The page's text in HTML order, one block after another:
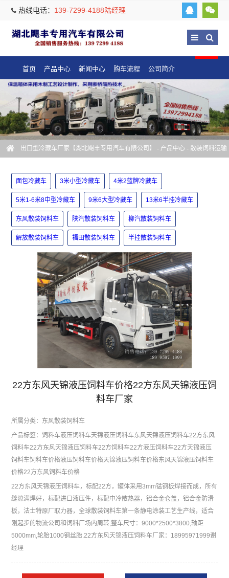
热线电话： 139-7299-4188陆经理
首页 产品中心 新闻中心 购车流程 公司简介
出口型冷藏车厂家【湖北飓丰专用汽车有限公司】 - 产品中心 - 散装饲料运输
面包冷藏车 3米小型冷藏车 4米2蓝牌冷藏车
5米1-6米8中型冷藏车 9米6大型冷藏车 13米6半挂冷藏车
东风散装饲料车 陕汽散装饲料车 柳汽散装饲料车
解放散装饲料车 福田散装饲料车 半挂散装饲料车
22方东风天锦液压饲料车价格22方东风天锦液压饲
料车厂家
所属分类： 东风散装饲料车
产品标签：饲料车液压饲料车天锦液压饲料车东风天锦液压饲料车22方东风
饲料车22方东风天锦液压饲料车22方饲料车22方液压饲料车22方天锦液压
饲料车饲料车价格液压饲料车价格天锦液压饲料车价格东风天锦液压饲料车
价格22方东风饲料车价格
22方东风天锦液压饲料车，标配22方，罐体采用3mm锰钢板焊接而成，所有
缝隙满焊好，标配进口液压件，标配中冷散热器，铝合金仓盖，铝合金防滑
板，法士特原厂取力器，全球散装饲料车第一条静电涂装工艺生产线，适合
刚起步的物流公司和饲料厂场内周转,整车尺寸：9000*2500*3800,轴距
5000mm,轮胎1000钢丝胎.22方东风天锦液压饲料车厂家：18995971999谢
经理